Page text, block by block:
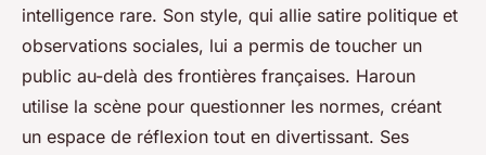
intelligence rare. Son style, qui allie satire politique et
observations sociales, lui a permis de toucher un
public au-delà des frontières françaises. Haroun
utilise la scène pour questionner les normes, créant
un espace de réflexion tout en divertissant. Ses